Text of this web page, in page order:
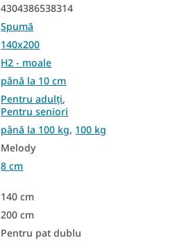
4304386538314
Spumă
140x200
H2 - moale
până la 10 cm
Pentru adulți,
Pentru seniori
până la 100 kg, 100 kg
Melody
8 cm
140 cm
200 cm
Pentru pat dublu